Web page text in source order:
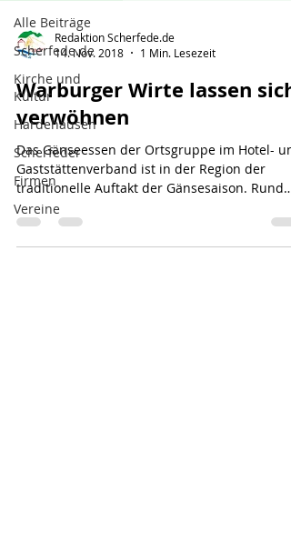
Alle Beiträge
Scherfede.de
Kirche und
Kultur
Hardehausen
Scherfeder
Firmen
Vereine
Redaktion Scherfede.de
14. Nov. 2018
1 Min. Lesezeit
Warburger Wirte lassen sich
verwöhnen
Das Gänseessen der Ortsgruppe im Hotel-
Gaststättenverband ist in der Region der
traditionelle Auftakt der Gänsesaison. Rund
50...